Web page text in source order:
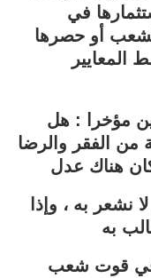
في
أو حصرها
المعايير
مؤخرا : هل
الفقر والرضا
نشعر به ، وإذا
في قوت شعب